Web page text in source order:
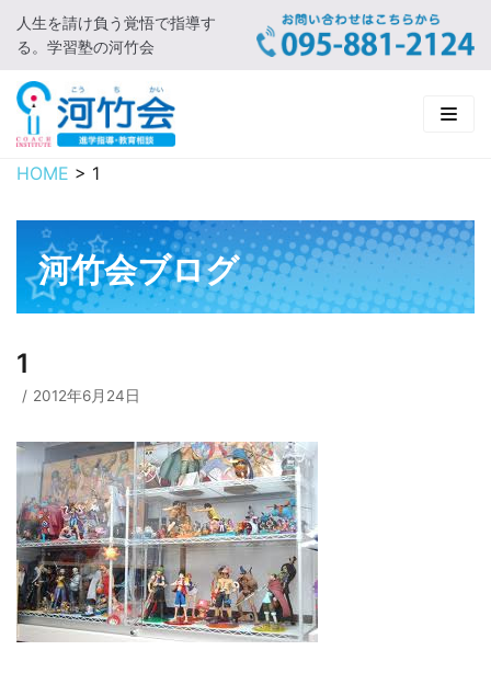
コ
ン
テ
ン
ツ
に
キ
プ
人生を請け負う覚悟で指導す
る。学習塾の河竹会
HOME
新着情報
□ お知らせ
河竹会について
□ 河竹会について
□ よくあるご質問
□ 小学部
□ 高校部
□ 有料体験指導
実 績
□ 2019年合格体験記
HOME > 1
河竹会ブログ
1
2012年6月24日